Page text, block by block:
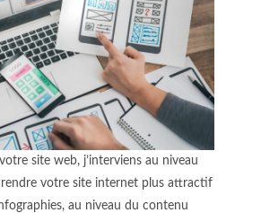
site web, j’interviens au niveau
votre site internet plus attractif
au niveau du contenu